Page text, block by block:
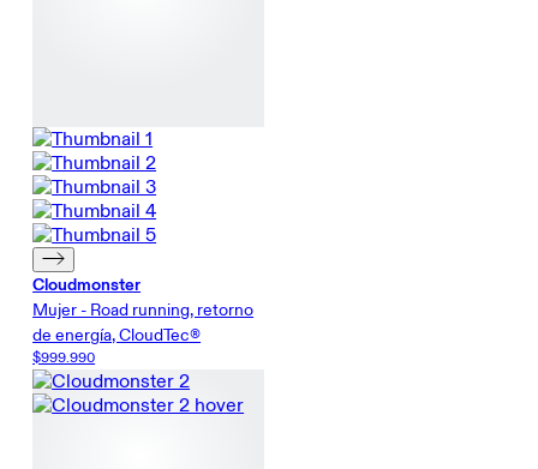
Cloudmonster
Mujer - Road running, retorno
de energía, CloudTec®
$999.990